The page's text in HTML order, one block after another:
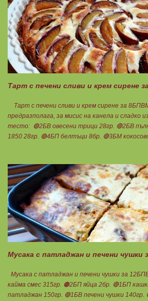
загрята фурна на 200 градуса за 35-40 мин.
въглехидрат. Нека да ни е вкусно заедно!
Тарт с печени сливи и крем сирене
Тарт с печени сливи и крем сирене за
предразполага, за мисис на канела и сладко
тесто: 🟢2БВ овесени трици 28гр. 🔴2БВ
1850 28гр. 🟢4БП белтъци 8бр. 🔴3БМ
добре и се оставя на страна да набъбне. За
обезмаслено крем сирене Кауфланд 200гр. +
яйце 1бр. Ванилия Не подслаждам! За
360гр. Канела Мазнините са удвоени за
В голяма силиконова форма за тарт,
от кексово тесто 🥧2- ри слой чийз крем 🥧3-
сливи Канелата поръсих след изпичане, за да
в голямо количество. Сладкиша изпекох в
Мусака с патладжан и печени чушки
Мусака с патладжан и печени чушки за
кайма смес 315гр. 🟠2БП яйца 2бр. 🔴1БП
патладжан 150гр. 🟢1БВ печени чушки 140гр.